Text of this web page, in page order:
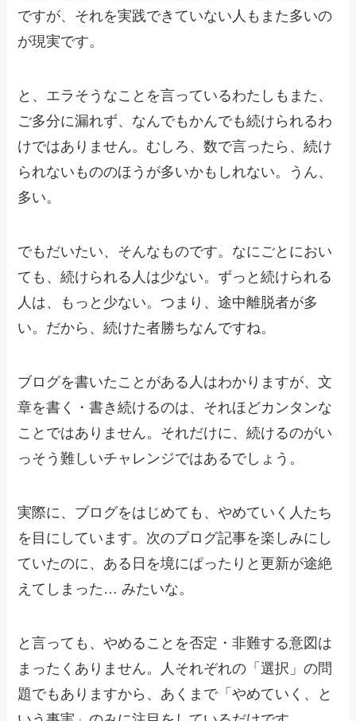
ですが、それを実践できていない人もまた多いの
が現実です。
と、エラそうなことを言っているわたしもまた、
ご多分に漏れず、なんでもかんでも続けられるわ
けではありません。むしろ、数で言ったら、続け
られないもののほうが多いかもしれない。うん、
多い。
でもだいたい、そんなものです。なにごとにおい
ても、続けられる人は少ない。ずっと続けられる
人は、もっと少ない。つまり、途中離脱者が多
い。だから、続けた者勝ちなんですね。
ブログを書いたことがある人はわかりますが、文
章を書く・書き続けるのは、それほどカンタンな
ことではありません。それだけに、続けるのがい
っそう難しいチャレンジではあるでしょう。
実際に、ブログをはじめても、やめていく人たち
を目にしています。次のブログ記事を楽しみにし
ていたのに、ある日を境にぱったりと更新が途絶
えてしまった… みたいな。
と言っても、やめることを否定・非難する意図は
まったくありません。人それぞれの「選択」の問
題でもありますから、あくまで「やめていく、と